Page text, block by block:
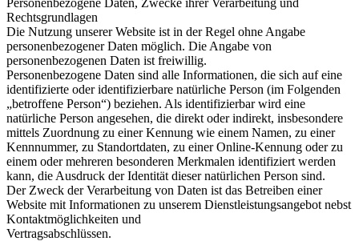
Rechtsgrundlagen
Die Nutzung unserer Website ist in der Regel ohne Angabe
personenbezogener Daten möglich. Die Angabe von
personenbezogenen Daten ist freiwillig.
Personenbezogene Daten sind alle Informationen, die sich auf eine
identifizierte oder identifizierbare natürliche Person (im Folgenden
„betroffene Person“) beziehen. Als identifizierbar wird eine
natürliche Person angesehen, die direkt oder indirekt, insbesondere
mittels Zuordnung zu einer Kennung wie einem Namen, zu einer
Kennnummer, zu Standortdaten, zu einer Online-Kennung oder zu
einem oder mehreren besonderen Merkmalen identifiziert werden
kann, die Ausdruck der Identität dieser natürlichen Person sind.
Der Zweck der Verarbeitung von Daten ist das Betreiben einer
Website mit Informationen zu unserem Dienstleistungsangebot nebst
Kontaktmöglichkeiten und
Vertragsabschlüssen.